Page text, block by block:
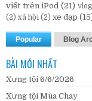
viết trên iPod (21) vlog
(2) xã hội (2) xe đạp
Popular Blog
BÀI MỚI NHẤT
Xưng tội 6/6/2026
Xưng tội Mùa Chay